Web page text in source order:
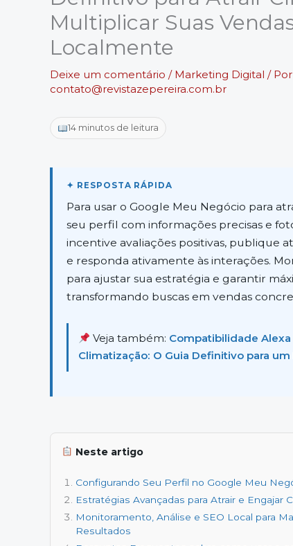
Multiplicar Suas
Localmente
Deixe um comentário / Marketing Digital / Por
contato@revistazepereira.com.br
14 minutos de leitura
Para usar o Google Meu Negócio para
seu perfil com informações precisas e
incentive avaliações positivas, publique
e responda ativamente às interações.
para ajustar sua estratégia e garantir
transformando buscas em vendas
Veja também: Compatibilidade
Climatização: O Guia Definitivo para
Neste artigo
Configurando Seu Perfil no Google Meu
Estratégias Avançadas para Atrair e Engajar
Monitoramento, Análise e SEO Local para
Resultados